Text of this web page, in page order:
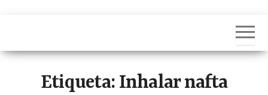
Etiqueta: Inhalar nafta